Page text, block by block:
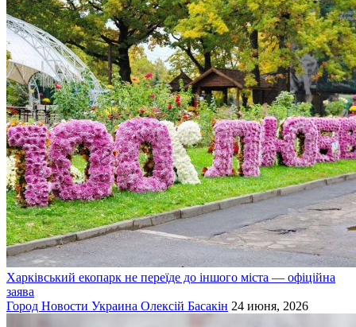
Харківський екопарк не переїде до іншого міста — офіційна
заява
Город Новости Украина Олексій Басакін 24 июня, 2026